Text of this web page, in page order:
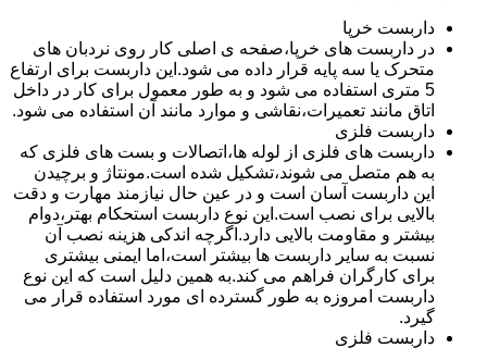
داربست خرپا
در داربست های خرپا،صفحه ی اصلی کار روی نردبان های
متحرک یا سه پایه قرار داده می شود.این داربست برای ارتفاع
5 متری استفاده می شود و به طور معمول برای کار در داخل
اتاق مانند تعمیرات،نقاشی و موارد مانند آن استفاده می شود.
داربست فلزی
داربست های فلزی از لوله ها،اتصالات و بست های فلزی که
به هم متصل می شوند،تشکیل شده است.مونتاژ و برچیدن
این داربست آسان است و در عین حال نیازمند مهارت و دقت
بالایی برای نصب است.این نوع داربست استحکام بهتر،دوام
بیشتر و مقاومت بالایی دارد.اگرچه اندکی هزینه نصب آن
نسبت به سایر داربست ها بیشتر است،اما ایمنی بیشتری
برای کارگران فراهم می کند.به همین دلیل است که این نوع
داربست امروزه به طور گسترده ای مورد استفاده قرار می
گیرد.
داربست فلزی